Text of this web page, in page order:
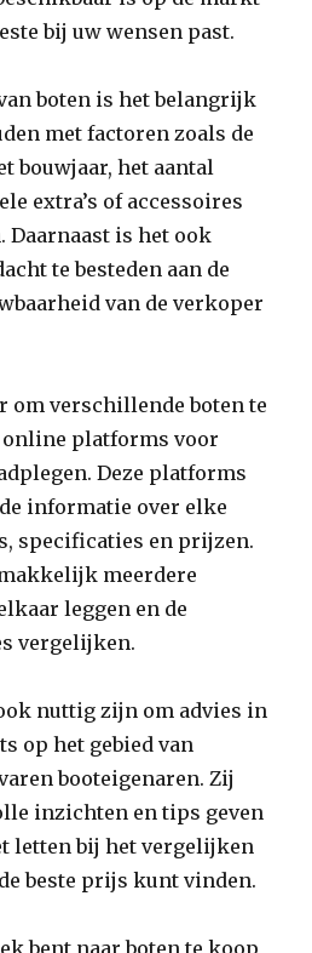
bij uw wensen past.
boten is het belangrijk
met factoren zoals de
bouwjaar, het aantal
extra’s of accessoires
Daarnaast is het ook
te besteden aan de
van de verkoper
om verschillende boten te
platforms voor
Deze platforms
informatie over elke
specificaties en prijzen.
meerdere
leggen en de
vergelijken.
nuttig zijn om advies in
op het gebied van
booteigenaren. Zij
inzichten en tips geven
letten bij het vergelijken
beste prijs kunt vinden.
bent naar boten te koop